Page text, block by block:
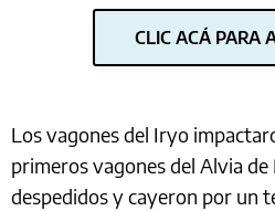
CLIC ACÁ PARA
Los vagones del Iryo
primeros vagones del Alvia de
despedidos y cayeron por un